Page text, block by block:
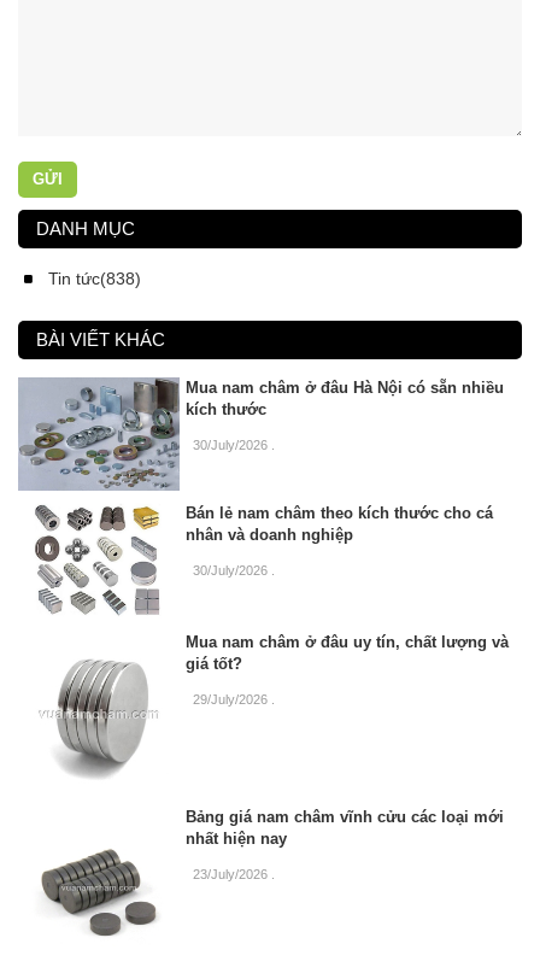
GỬI
DANH MỤC
Tin tức(838)
BÀI VIẾT KHÁC
Mua nam châm ở đâu Hà Nội có sẵn nhiều
kích thước
30/July/2026 .
Bán lẻ nam châm theo kích thước cho cá
nhân và doanh nghiệp
30/July/2026
Mua nam châm ở đâu uy tín, chất lượng và
giá tốt?
29/July/2026
Bảng giá nam châm vĩnh cửu các loại mới
nhất hiện nay
23/July/2026